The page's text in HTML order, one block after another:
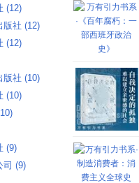
‎(12)
版社 ‎(12)
‎(12)
版社 ‎(10)
‎(10)
‎(9)
司 ‎(9)